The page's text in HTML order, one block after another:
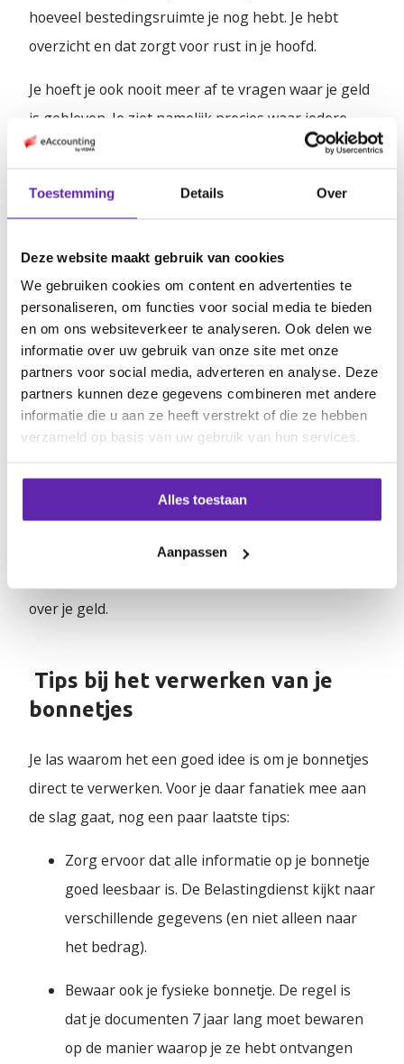
Toestemming Details Over
Deze website maakt gebruik van cookies
We gebruiken cookies om content en advertenties te
personaliseren, om functies voor social media te bieden
en om ons websiteverkeer te analyseren. Ook delen we
informatie over uw gebruik van onze site met onze
partners voor social media, adverteren en analyse. Deze
partners kunnen deze gegevens combineren met andere
informatie die u aan ze heeft verstrekt of die ze hebben
verzameld op basis van uw gebruik van hun services.
Alles toestaan
Aanpassen
hoeveel bestedingsruimte je nog hebt. Je hebt
overzicht en dat zorgt voor rust in je hoofd.
Je hoeft je ook nooit meer af te vragen waar je geld
is gebleven. Je ziet namelijk precies waar iedere
afschrijving voor was. Dat biedt ook weer
berekenen hoe winstgevend een project nu echt
materialen je in moest kopen? Of moet je dit budget
de volgende keer verhogen? Zo bewaak je jouw
winstmarge en weet je zeker dat je jezelf de
volgende keer niet tekort doet.
Of misschien concludeer je wel dat je een echte last-
minute inkoper bent, waardoor je te veel betaalt.
Dan kun je besluiten de volgende keer groot in te
kopen met korting.
Kennis is macht, ook als het op het bijhouden van je
administratie aankomt. Door je bonnetjes op tijd te
over je geld.
Tips bij het verwerken van je
bonnetjes
Je las waarom het een goed idee is om je bonnetjes
direct te verwerken. Voor je daar fanatiek mee aan
de slag gaat, nog een paar laatste tips:
Zorg ervoor dat alle informatie op je bonnetje
goed leesbaar is. De Belastingdienst kijkt naar
verschillende gegevens (en niet alleen naar
het bedrag).
Bewaar ook je fysieke bonnetje. De regel is
dat je documenten 7 jaar lang moet bewaren
op de manier waarop je ze hebt ontvangen